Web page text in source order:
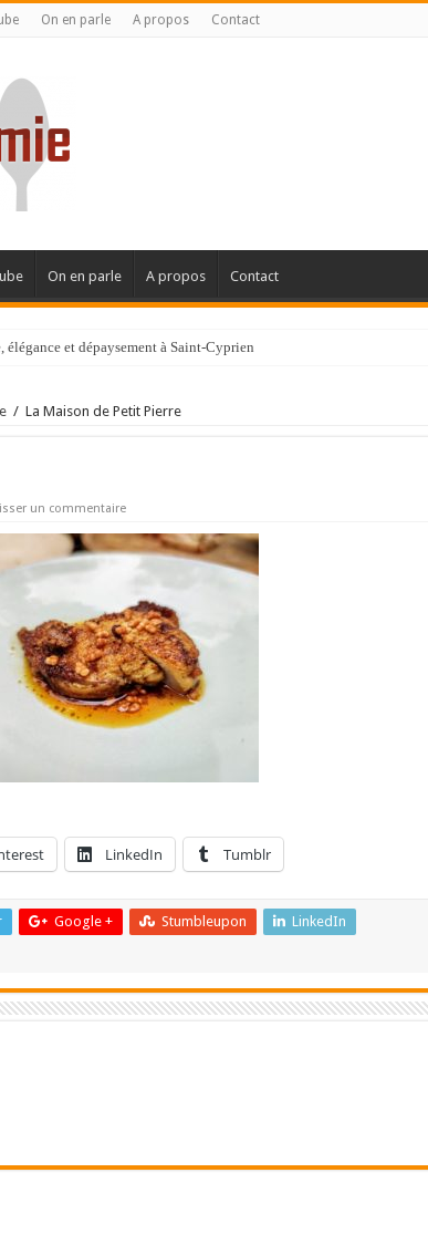
On en parle A propos Contact
On en parle A propos Contact
et dépaysement à Saint-Cyprien
/ La Maison de Petit Pierre
un commentaire
LinkedIn Tumblr
Google + Stumbleupon
LinkedIn